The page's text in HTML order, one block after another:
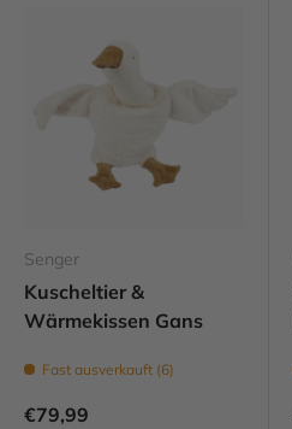
Senger
Kuscheltier &
Wärmekissen Gans
Fast ausverkauft (6)
€79,99